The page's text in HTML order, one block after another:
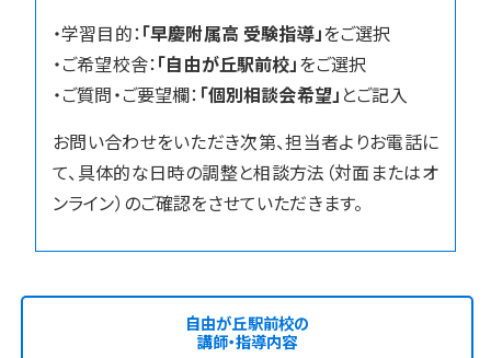
・学習目的：「早慶附属高 受験指導」をご選択
・ご希望校舎：「自由が丘駅前校」をご選択
・ご質問・ご要望欄： 「個別相談会希望」 とご記入
お問い合わせをいただき次第、担当者よりお電話に
て、具体的な日時の調整と相談方法（対面またはオ
ンライン）のご確認をさせていただきます。
自由が丘駅前校の
講師・指導内容